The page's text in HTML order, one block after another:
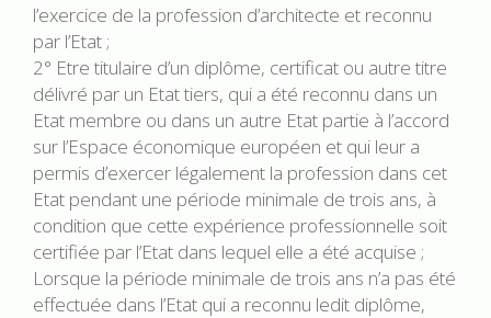
l’exercice de la profession d’architecte et reconnu
par l’Etat ;
2° Etre titulaire d’un diplôme, certificat ou autre titre
délivré par un Etat tiers, qui a été reconnu dans un
Etat membre ou dans un autre Etat partie à l’accord
sur l’Espace économique européen et qui leur a
permis d’exercer légalement la profession dans cet
Etat pendant une période minimale de trois ans, à
condition que cette expérience professionnelle soit
certifiée par l’Etat dans lequel elle a été acquise ;
Lorsque la période minimale de trois ans n’a pas été
effectuée dans l’Etat qui a reconnu ledit diplôme,